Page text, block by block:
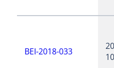
BEI-2018-033